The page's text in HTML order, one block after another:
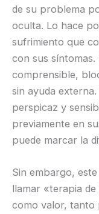
de su problema
oculta. Lo hace
sufrimiento que
con sus síntomas.
comprensible,
sin ayuda
perspicaz y
previamente en
puede marcar la
Sin embargo,
llamar «terapia
como valor, tanto